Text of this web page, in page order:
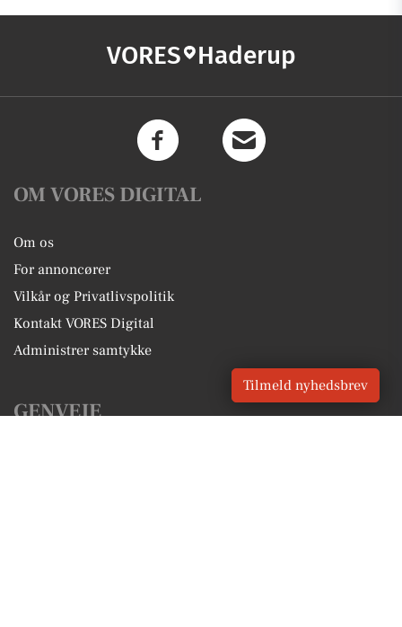
VORES Haderup
OM VORES DIGITAL
Om os
For annoncører
Vilkår og Privatlivspolitik
Kontakt VORES Digital
Administrer samtykke
GENVEJE
Tilmeld nyhedsbrev